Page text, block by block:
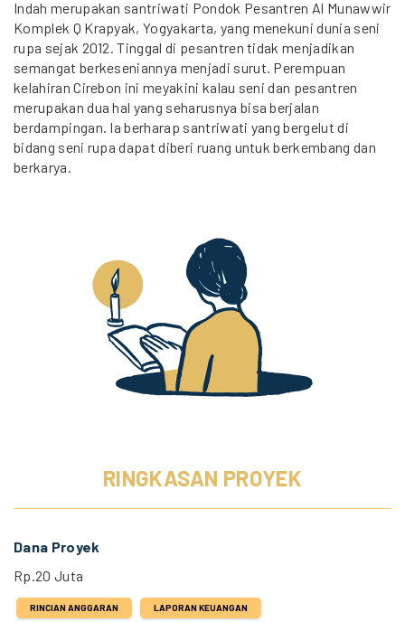
Indah merupakan santriwati Pondok Pesantren Al Munawwir
Komplek Q Krapyak, Yogyakarta, yang menekuni dunia seni
rupa sejak 2012. Tinggal di pesantren tidak menjadikan
semangat berkeseniannya menjadi surut. Perempuan
kelahiran Cirebon ini meyakini kalau seni dan pesantren
merupakan dua hal yang seharusnya bisa berjalan
berdampingan. Ia berharap santriwati yang bergelut di
bidang seni rupa dapat diberi ruang untuk berkembang dan
berkarya.
RINGKASAN PROYEK
Dana Proyek
Rp.20 Juta
RINCIAN ANGGARAN LAPORAN KEUANGAN